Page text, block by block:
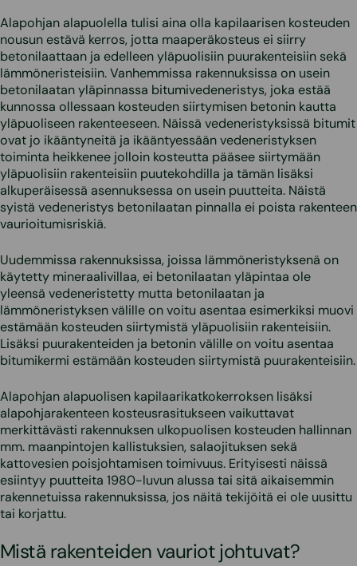
Alapohjan alapuolella tulisi aina olla kapilaarisen kosteuden
nousun estävä kerros, jotta maaperäkosteus ei siirry
betonilaattaan ja edelleen yläpuolisiin puurakenteisiin sekä
lämmöneristeisiin. Vanhemmissa rakennuksissa on usein
betonilaatan yläpinnassa bitumivedeneristys, joka estää
kunnossa ollessaan kosteuden siirtymisen betonin kautta
yläpuoliseen rakenteeseen. Näissä vedeneristyksissä bitumit
ovat jo ikääntyneitä ja ikääntyessään vedeneristyksen
toiminta heikkenee jolloin kosteutta pääsee siirtymään
yläpuolisiin rakenteisiin puutekohdilla ja tämän lisäksi
alkuperäisessä asennuksessa on usein puutteita. Näistä
syistä vedeneristys betonilaatan pinnalla ei poista rakenteen
vaurioitumisriskiä.
Uudemmissa rakennuksissa, joissa lämmöneristyksenä on
käytetty mineraalivillaa, ei betonilaatan yläpintaa ole
yleensä vedeneristetty mutta betonilaatan ja
lämmöneristyksen välille on voitu asentaa esimerkiksi muovi
estämään kosteuden siirtymistä yläpuolisiin rakenteisiin.
Lisäksi puurakenteiden ja betonin välille on voitu asentaa
bitumikermi estämään kosteuden siirtymistä puurakenteisiin.
Alapohjan alapuolisen kapilaarikatkokerroksen lisäksi
alapohjarakenteen kosteusrasitukseen vaikuttavat
merkittävästi rakennuksen ulkopuolisen kosteuden hallinnan
mm. maanpintojen kallistuksien, salaojituksen sekä
kattovesien poisjohtamisen toimivuus. Erityisesti näissä
esiintyy puutteita 1980-luvun alussa tai sitä aikaisemmin
rakennetuissa rakennuksissa, jos näitä tekijöitä ei ole uusittu
tai korjattu.
Mistä rakenteiden vauriot johtuvat?